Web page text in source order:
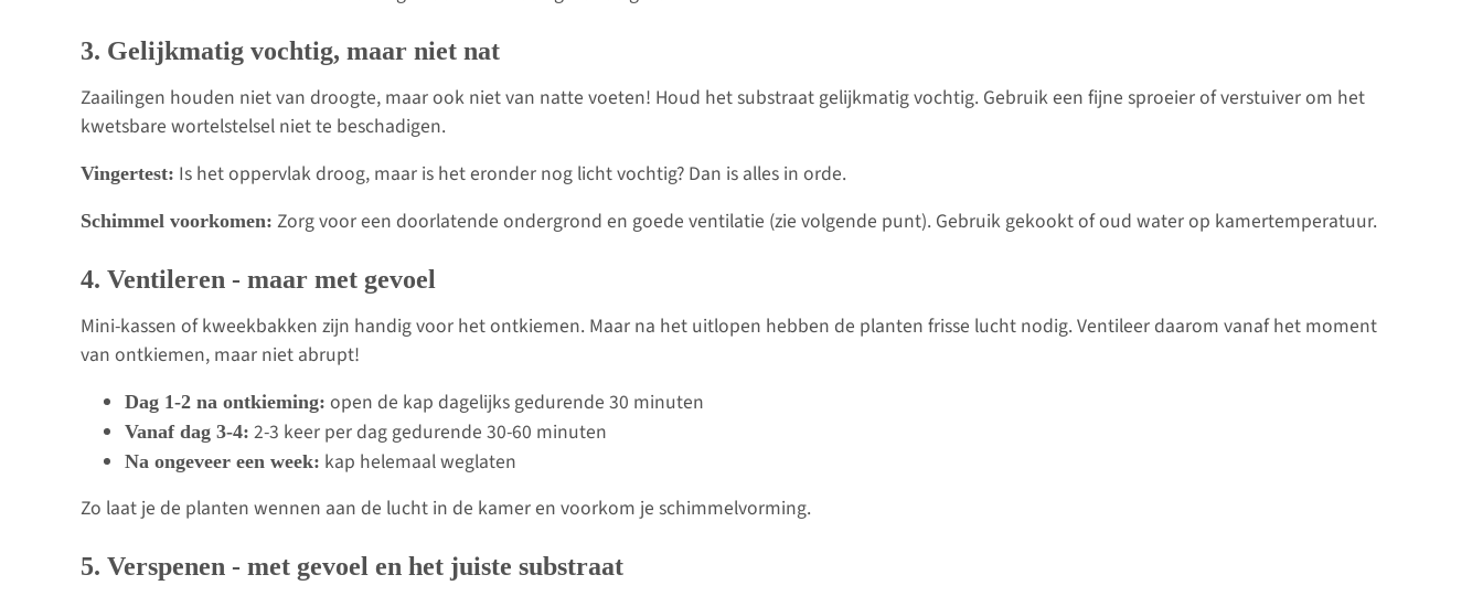
3. Gelijkmatig vochtig, maar niet nat
Zaailingen houden niet van droogte, maar ook niet van natte voeten! Houd het substraat gelijkmatig vochtig. Gebruik een fijne sproeier of verstuiver om het
kwetsbare wortelstelsel niet te beschadigen.
Vingertest: Is het oppervlak droog, maar is het eronder nog licht vochtig? Dan is alles in orde.
Schimmel voorkomen: Zorg voor een doorlatende ondergrond en goede ventilatie (zie volgende punt). Gebruik gekookt of oud water op kamertemperatuur.
4. Ventileren - maar met gevoel
Mini-kassen of kweekbakken zijn handig voor het ontkiemen. Maar na het uitlopen hebben de planten frisse lucht nodig. Ventileer daarom vanaf het moment
van ontkiemen, maar niet abrupt!
Dag 1-2 na ontkieming: open de kap dagelijks gedurende 30 minuten
Vanaf dag 3-4: 2-3 keer per dag gedurende 30-60 minuten
Na ongeveer een week: kap helemaal weglaten
Zo laat je de planten wennen aan de lucht in de kamer en voorkom je schimmelvorming.
5. Verspenen - met gevoel en het juiste substraat